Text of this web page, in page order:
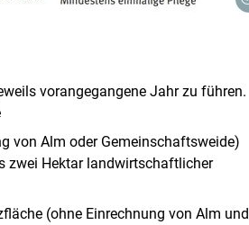
vorangegangene Jahr zu führen.
von Alm oder Gemeinschaftsweide)
zwei Hektar landwirtschaftlicher
(ohne Einrechnung von Alm und